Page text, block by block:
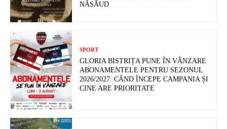
NĂSĂUD
SPORT
GLORIA BISTRIȚA PUNE ÎN VÂNZARE
ABONAMENTELE PENTRU SEZONUL
2026/2027. CÂND ÎNCEPE CAMPANIA ȘI
CINE ARE PRIORITATE